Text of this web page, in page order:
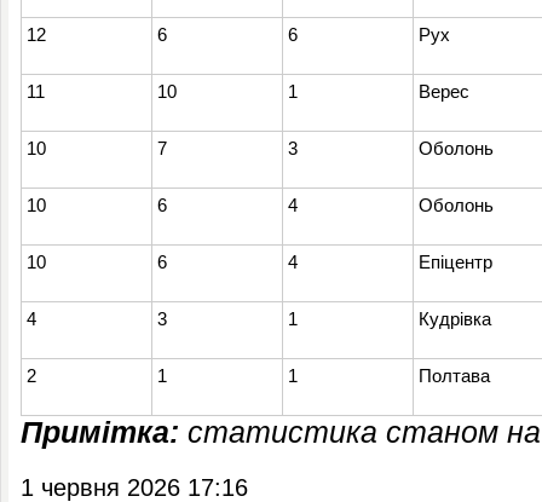
12 6 6 Рух
11 10 1 Верес
10 7 3 Оболонь
10 6 4 Оболонь
10 6 4 Епіцентр
4 3 1 Кудрівка
2 1 1 Полтава
Примітка: статистика станом на
1 червня 2026 17:16